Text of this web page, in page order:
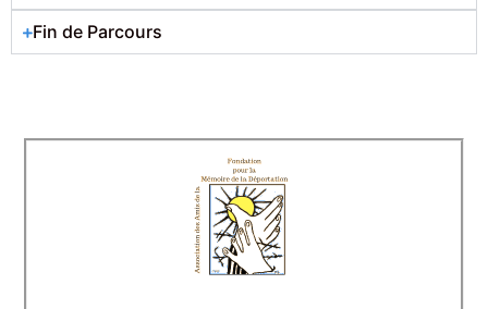
Fin de Parcours